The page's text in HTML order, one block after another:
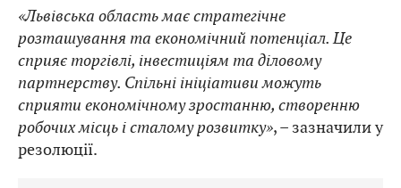
«Львівська область має стратегічне
розташування та економічний потенціал. Це
сприяє торгівлі, інвестиціям та діловому
партнерству. Спільні ініціативи можуть
сприяти економічному зростанню, створенню
робочих місць і сталому розвитку», – зазначили у
резолюції.